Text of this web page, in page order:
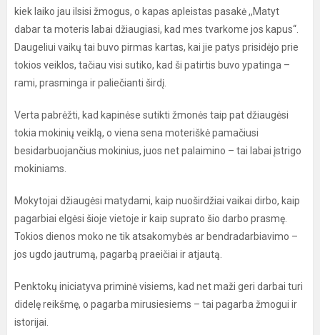
kiek laiko jau ilsisi žmogus, o kapas apleistas pasakė ,,Matyt
dabar ta moteris labai džiaugiasi, kad mes tvarkome jos kapus‘‘.
Daugeliui vaikų tai buvo pirmas kartas, kai jie patys prisidėjo prie
tokios veiklos, tačiau visi sutiko, kad ši patirtis buvo ypatinga –
rami, prasminga ir paliečianti širdį.
Verta pabrėžti, kad kapinėse sutikti žmonės taip pat džiaugėsi
tokia mokinių veiklą, o viena sena moteriškė pamačiusi
besidarbuojančius mokinius, juos net palaimino – tai labai įstrigo
mokiniams.
Mokytojai džiaugėsi matydami, kaip nuoširdžiai vaikai dirbo, kaip
pagarbiai elgėsi šioje vietoje ir kaip suprato šio darbo prasmę.
Tokios dienos moko ne tik atsakomybės ar bendradarbiavimo –
jos ugdo jautrumą, pagarbą praeičiai ir atjautą.
Penktokų iniciatyva priminė visiems, kad net maži geri darbai turi
didelę reikšmę, o pagarba mirusiesiems – tai pagarba žmogui ir
istorijai.